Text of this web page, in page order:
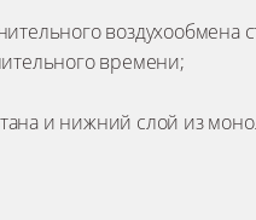
воздухообмена
времени;
и нижний слой из